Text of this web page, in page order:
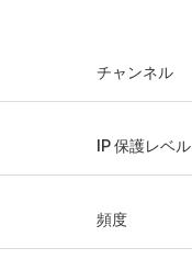
チャンネル
IP 保護レベル
頻度